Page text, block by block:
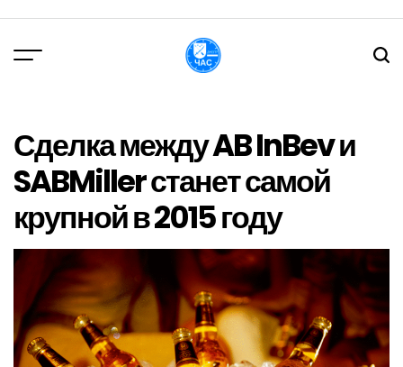
вмісту
Сделка между AB InBev и
SABMiller станет самой
крупной в 2015 году